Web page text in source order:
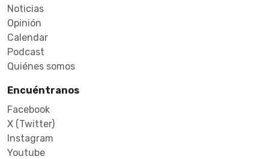
Noticias
Opinión
Calendar
Podcast
Quiénes somos
Encuéntranos
Facebook
X (Twitter)
Instagram
Youtube